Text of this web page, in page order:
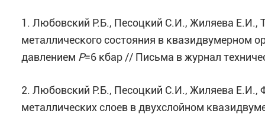
1. Любовский Р.Б., Песоцкий С.И., Жиляева Е.И.,
металлического состояния в квазидвумерном
давлением P=6 кбар // Письма в журнал
2. Любовский Р.Б., Песоцкий С.И., Жиляева Е.И.,
металлических слоев в двухслойном